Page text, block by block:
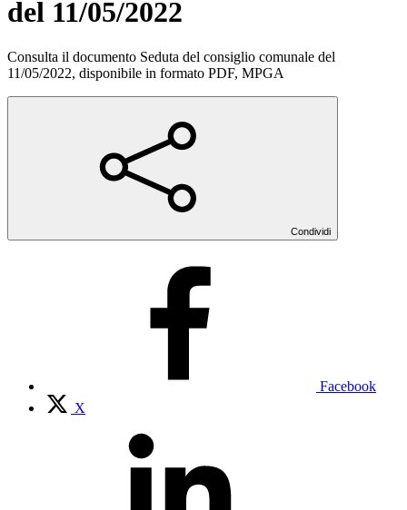
del 11/05/2022
Consulta il documento Seduta del consiglio comunale del
11/05/2022, disponibile in formato PDF, MPGA
Condividi
Facebook
X